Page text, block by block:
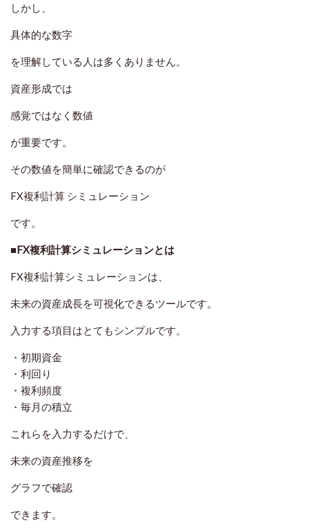
しかし、
具体的な数字
を理解している人は多くありません。
資産形成では
感覚ではなく数値
が重要です。
その数値を簡単に確認できるのが
FX複利計算 シミュレーション
です。
■FX複利計算シミュレーションとは
FX複利計算シミュレーションは、
未来の資産成長を可視化できるツールです。
入力する項目はとてもシンプルです。
・初期資金
・利回り
・複利頻度
・毎月の積立
これらを入力するだけで、
未来の資産推移を
グラフで確認
できます。